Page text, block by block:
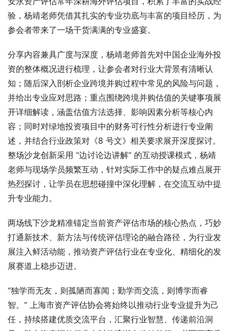
验，杨靖老师凭借其扎实的专业功底与丰富的项目经历，为
参会者带来了一场干货满满的专业盛宴。​
分享内容兼具广度与深度，杨靖老师首先对中国企业海外投
资的整体概况进行梳理，让参会者对行业大背景有清晰认
知；随后深入剖析企业跨境并购过程中常见的风险与问题，
并给出专业应对思路；重点围绕跨境并购估值的关键事项展
开详细解读，涵盖估值方法选择、影响因素分析等核心内
容；同时对绿地投资项目中的财务可行性分析进行专业阐
述，并结合行业政策对《8 号文》相关要求展开深度探讨。
整场沙龙创新采用 “边讨论边讲解” 的互动授课模式，杨靖
老师与现场学员频繁互动，针对实际工作中的疑点难点展开
热烈探讨，让学员在思想碰撞中深化理解，在交流互动中提
升专业能力。​
两场线下沙龙精准锚定当前资产评估市场的核心热点，巧妙
打通新技术、新方法与传统评估理论的融合路径，为行业发
展注入鲜活动能，推动资产评估行业在专业化、精细化的发
展赛道上稳步迈进。
“独学而无友，则孤陋而寡闻；勤学而交流，则博学而睿
智。” 上海市资产评估协会将始终以推动行业专业提升为己
任，持续搭建优质交流平台，汇聚行业智慧、传递前沿洞